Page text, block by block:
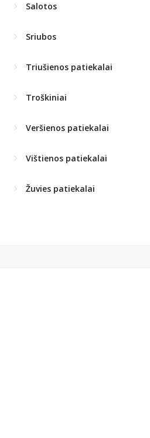
Salotos
Sriubos
Triušienos patiekalai
Troškiniai
Veršienos patiekalai
Vištienos patiekalai
Žuvies patiekalai